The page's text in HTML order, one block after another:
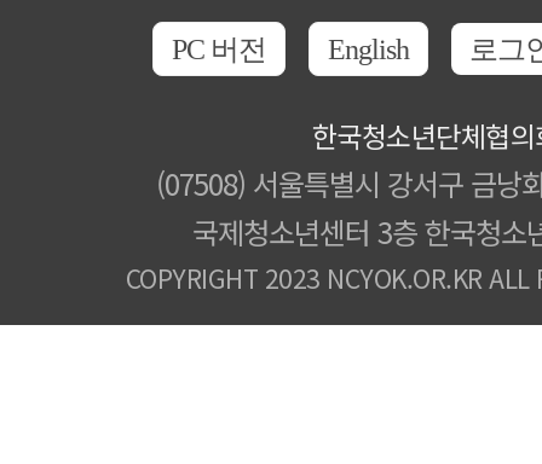
PC 버전 English 로그
한국청소년단체협
(07508) 서울특별시 강서구 금낭
국제청소년센터 3층 한국청소
COPYRIGHT 2023 NCYOK.OR.KR ALL